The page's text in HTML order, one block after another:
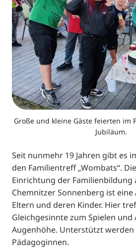
Große und kleine Gäste feierten im
Jubiläum.
Seit nunmehr 19 Jahren gibt es
den Familientreff „Wombats“.
Einrichtung der Familienbildung
Chemnitzer Sonnenberg ist
Eltern und deren Kinder. Hier
Gleichgesinnte zum Spielen und
Augenhöhe. Unterstützt werden
Pädagoginnen.